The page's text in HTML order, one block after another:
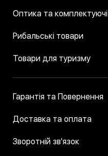
Оптика та комплектуючі
Рибальські товари
Товари для туризму
Гарантія та Повернення
Доставка та оплата
Зворотній зв'язок